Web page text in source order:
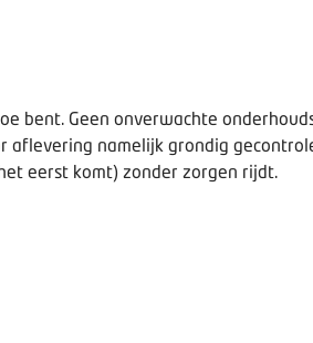
bent. Geen onverwachte
aflevering namelijk grondig
eerst komt) zonder zorgen rijdt.